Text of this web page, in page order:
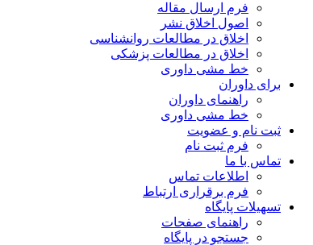
فرم ارسال مقاله
اصول اخلاق نشر
اخلاق در مطالعات روانشناسی
اخلاق در مطالعات پزشکی
خط مشی داوری
برای داوران
راهنمای داوران
خط مشی داوری
ثبت نام و عضویت
فرم ثبت نام
تماس با ما
اطلاعات تماس
فرم برقراری ارتباط
تسهیلات پایگاه
راهنمای صفحات
جستجو در پایگاه